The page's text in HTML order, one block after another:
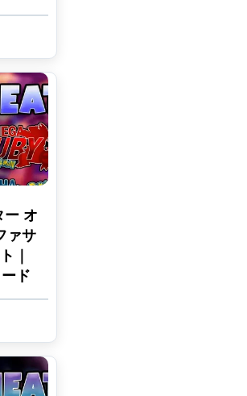
ー オ
ァサ
｜
ド